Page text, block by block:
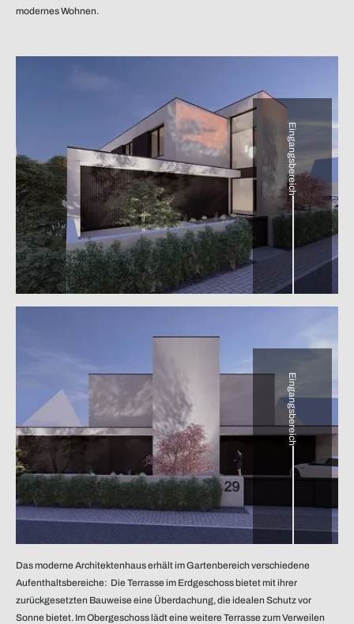
modernes Wohnen.
Eingangsbereich
Eingangsbereich
Das moderne Architektenhaus erhält im Gartenbereich verschiedene
Aufenthaltsbereiche: Die Terrasse im Erdgeschoss bietet mit ihrer
zurückgesetzten Bauweise eine Überdachung, die idealen Schutz vor
Sonne bietet. Im Obergeschoss lädt eine weitere Terrasse zum Verweilen